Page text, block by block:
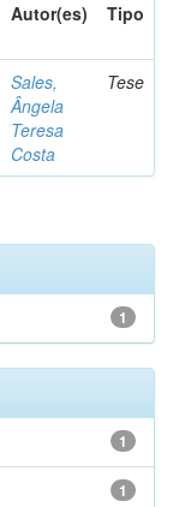
Autor(es) Tipo
Sales,
Ângela
Teresa
Costa
Tese
1
1
1